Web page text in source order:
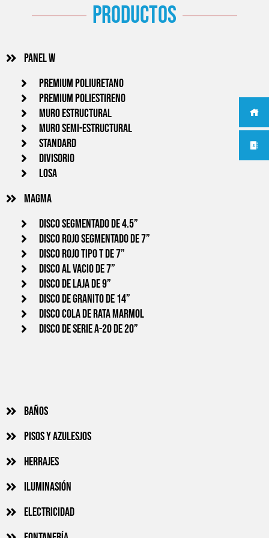
productos
Panel w
PREMIUM POLIURETANO
PREMIUM POLIESTIRENO
MURO ESTRUCTURAL
MURO SEMI-ESTRUCTURAL
STANDARD
DIVISORIO
LOSA
Magma
Disco segmentado de 4.5”
Disco Rojo segmentado de 7”
Disco rojo tipo T de 7”
Disco al vacio de 7”
Disco de laja de 9”
Disco de granito de 14”
Disco cola de rata Marmol
Disco de serie A-20 de 20”
Baños
Pisos y azulesjos
Herrajes
Iluminasión
Electricidad